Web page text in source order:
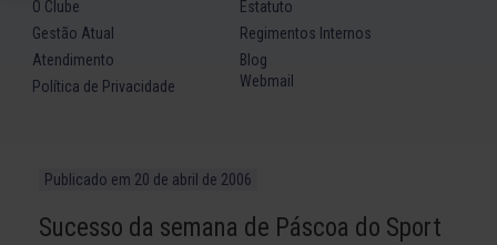
O Clube
Estatuto
Gestão Atual
Regimentos Internos
Atendimento
Blog
Política de Privacidade
Webmail
Publicado em 20 de abril de 2006
Sucesso da semana de Páscoa do Sport